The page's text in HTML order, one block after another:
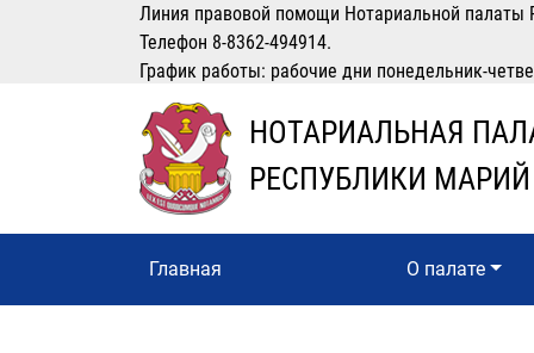
Линия правовой помощи Нотариальной палаты
Телефон 8-8362-494914.
График работы: рабочие дни понедельник-
НОТАРИАЛЬНАЯ
РЕСПУБЛИКИ
Главная О палате